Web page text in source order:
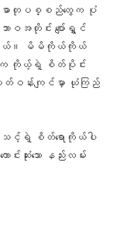
တဲ့ ဓာတုပစ္စည်တွေက ပုံ
အတိုင်း ပျော်ရွှင်
မယ်။ မိမိကိုယ်ကိုယ်
က ကိုယ့်ရဲ့ စိတ်ပိုင်း
ဝန်းကျင်မှာ ယုံကြည်
သင့်ရဲ့ စိတ်ရောကိုယ်ပါ
င်းဆုံးသော နည်းလမ်း